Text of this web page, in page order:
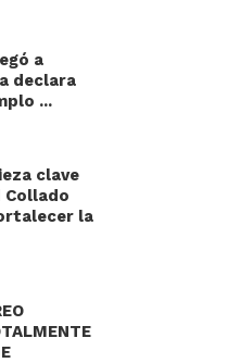
a
declara
...
clave
Collado
la